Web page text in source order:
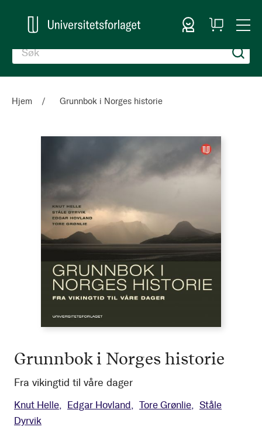
Logg inn
Handlekurv
Hjem Grunnbok i Norges historie
Grunnbok i Norges historie
Fra vikingtid til våre dager
Knut Helle Edgar Hovland Tore Grønlie
Ståle
Dyrvik